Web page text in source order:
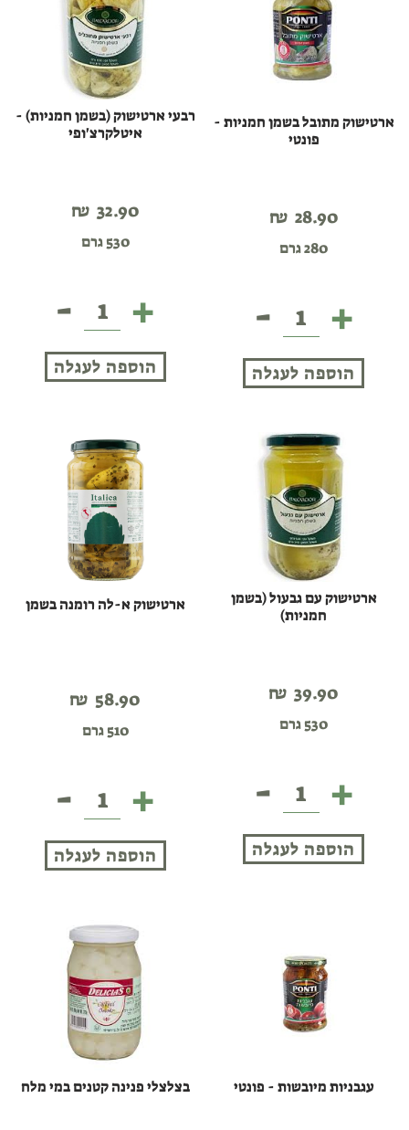
ארטישוק מתובל בשמן חמניות -
פונטי
₪ 28.90
280 גרם
+
ארטישוק
מתובל
חמניות
-
-
הוספה לעגלה
רבעי ארטישוק (בשמן חמניות) -
איטלקרצ'ופי
₪ 32.90
530 גרם
+
רבעי
ארטישוק
חמניות)
-
-
הוספה לעגלה
ארטישוק עם גבעול (בשמן
חמניות)
₪ 39.90
530 גרם
+
ארטישוק
עם
(בשמן
חמניות)
-
הוספה לעגלה
ארטישוק א-לה רומנה בשמן
₪ 58.90
510 גרם
+
ארטישוק
א-לה
בשמן
-
הוספה לעגלה
עגבניות מיובשות - פונטי בצלצלי פנינה קטנים במי מלח